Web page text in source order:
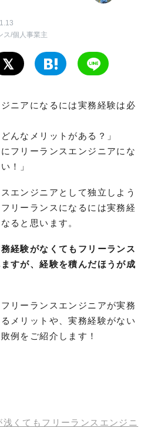
ス/個人事業主
ジニアになるには実務経験は必
んなメリットがある？」
フリーランスエンジニアにな
！」
エンジニアとして独立しよう
リーランスになるには実務経
ると思います。
経験がなくてもフリーランス
すが、経験を積んだほうが成
リーランスエンジニアが実務
メリットや、実務経験がない
例をご紹介します！
くてもフリーランスエンジニ